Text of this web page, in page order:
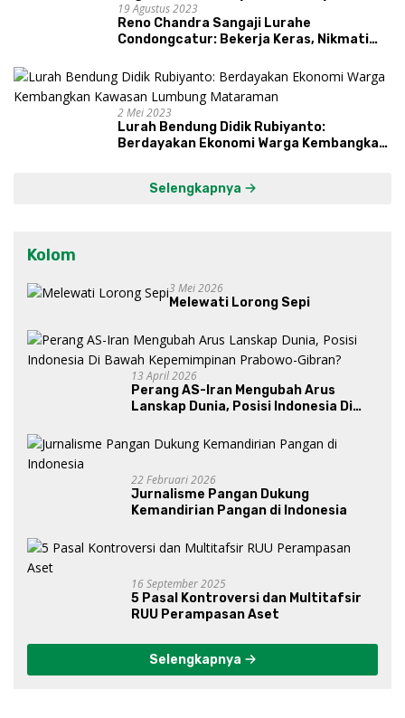
19 Agustus 2023
Reno Chandra Sangaji Lurahe
Condongcatur: Bekerja Keras, Nikmati
dan Syukuri Hasil
2 Mei 2023
Lurah Bendung Didik Rubiyanto:
Berdayakan Ekonomi Warga Kembangkan
Selengkapnya
Kolom
3 Mei 2026
Melewati Lorong Sepi
13 April 2026
Perang AS-Iran Mengubah Arus
Lanskap Dunia, Posisi Indonesia Di
Gibran?
22 Februari 2026
Jurnalisme Pangan Dukung
Kemandirian Pangan di Indonesia
16 September 2025
5 Pasal Kontroversi dan Multitafsir
RUU Perampasan Aset
Selengkapnya